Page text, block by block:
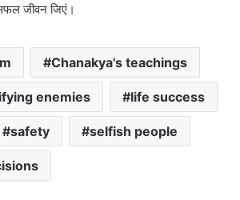
जीवन जिएं।
Chanakya's teachings
enemies life success
safety selfish people